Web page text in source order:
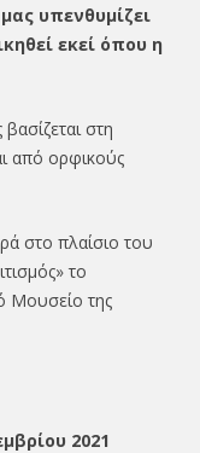
υπενθυμίζει
εκεί όπου η
στη
από ορφικούς
στο πλαίσιο του
το
Μουσείο της
2021